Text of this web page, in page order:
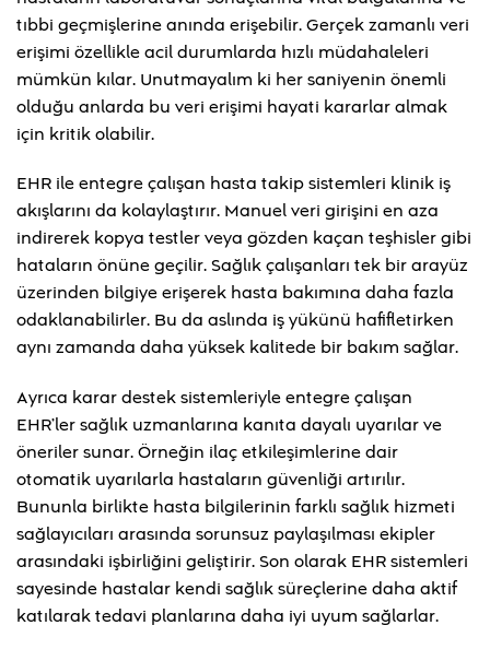
tıbbi geçmişlerine anında erişebilir. Gerçek zamanlı veri
erişimi özellikle acil durumlarda hızlı müdahaleleri
mümkün kılar. Unutmayalım ki her saniyenin önemli
olduğu anlarda bu veri erişimi hayati kararlar almak
için kritik olabilir.
EHR ile entegre çalışan hasta takip sistemleri klinik iş
akışlarını da kolaylaştırır. Manuel veri girişini en aza
indirerek kopya testler veya gözden kaçan teşhisler gibi
hataların önüne geçilir. Sağlık çalışanları tek bir arayüz
üzerinden bilgiye erişerek hasta bakımına daha fazla
odaklanabilirler. Bu da aslında iş yükünü hafifletirken
aynı zamanda daha yüksek kalitede bir bakım sağlar.
Ayrıca karar destek sistemleriyle entegre çalışan
EHR’ler sağlık uzmanlarına kanıta dayalı uyarılar ve
öneriler sunar. Örneğin ilaç etkileşimlerine dair
otomatik uyarılarla hastaların güvenliği artırılır.
Bununla birlikte hasta bilgilerinin farklı sağlık hizmeti
sağlayıcıları arasında sorunsuz paylaşılması ekipler
arasındaki işbirliğini geliştirir. Son olarak EHR sistemleri
sayesinde hastalar kendi sağlık süreçlerine daha aktif
katılarak tedavi planlarına daha iyi uyum sağlarlar.